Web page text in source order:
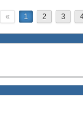
« 1 2 3